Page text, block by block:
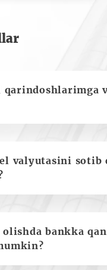
valyutasini sotib
bankka